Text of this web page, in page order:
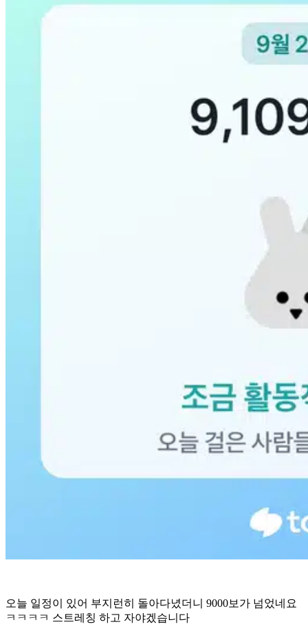
오늘 일정이 있어 부지런히 돌아다녔더니 9000보가 넘었네요
ㅋㅋㅋㅋ 스트레칭 하고 자야겠습니다